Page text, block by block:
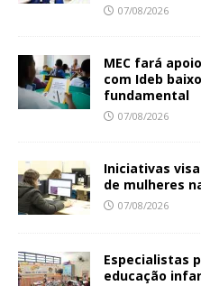
07/08/2026
MEC fará
com Ideb
fundamental
07/08/2026
Iniciativas
de mulheres
07/08/2026
Especialistas
educação